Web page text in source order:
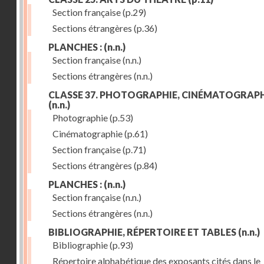
Section française(p.29)
Sections étrangères (p.36)
PLANCHES : (n.n.)
Section française(n.n.)
Sections étrangères (n.n.)
CLASSE 37. PHOTOGRAPHIE,
(n.n.)
Photographie(p.53)
Cinématographie(p.61)
Section française(p.71)
Sections étrangères (p.84)
PLANCHES : (n.n.)
Section française(n.n.)
Sections étrangères (n.n.)
BIBLIOGRAPHIE, RÉPERTOIRE ET TABLES (n.n.)
Bibliographie(p.93)
Répertoire alphabétique des exposants cités dans le